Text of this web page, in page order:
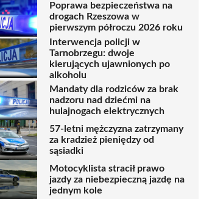
Poprawa bezpieczeństwa na
drogach Rzeszowa w
pierwszym półroczu 2026 roku
Interwencja policji w
Tarnobrzegu: dwoje
kierujących ujawnionych po
alkoholu
Mandaty dla rodziców za brak
nadzoru nad dziećmi na
hulajnogach elektrycznych
57-letni mężczyzna zatrzymany
za kradzież pieniędzy od
sąsiadki
Motocyklista stracił prawo
jazdy za niebezpieczną jazdę na
jednym kole